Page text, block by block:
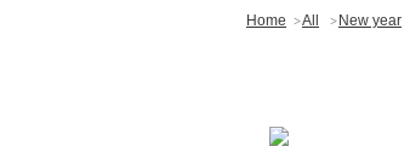
Home All New year